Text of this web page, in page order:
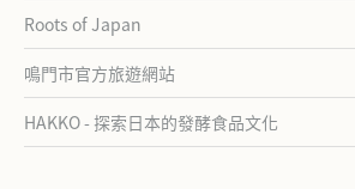
Roots of Japan
鳴門市官方旅遊網站
HAKKO - 探索日本的發酵食品文化